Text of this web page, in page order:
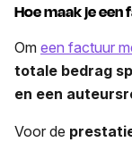
Hoe maak je
Om een factuur
totale bedrag
en een
Voor de